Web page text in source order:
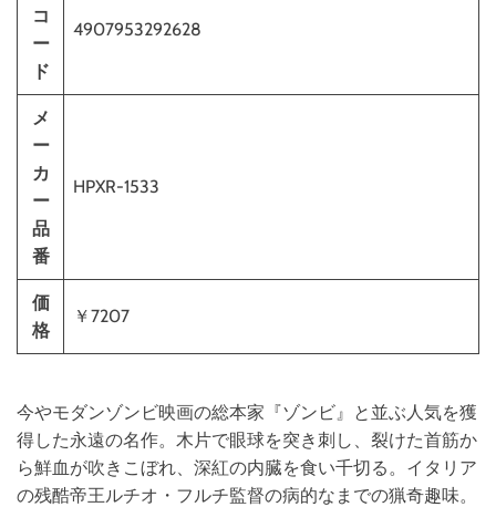
コ
ー
ド
4907953292628
メ
ー
カ
ー
品
番
HPXR-1533
価
格
￥7207
今やモダンゾンビ映画の総本家『ゾンビ』と並ぶ人気を獲
得した永遠の名作。木片で眼球を突き刺し、裂けた首筋か
ら鮮血が吹きこぼれ、深紅の内臓を食い千切る。イタリア
の残酷帝王ルチオ・フルチ監督の病的なまでの猟奇趣味。